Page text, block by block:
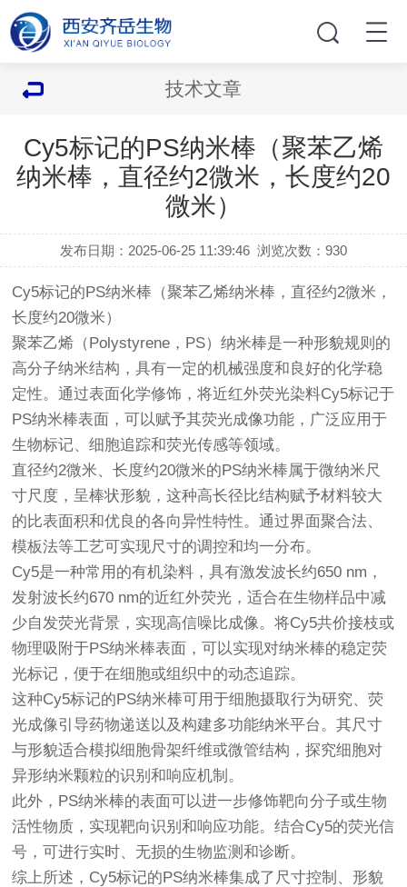
技术文章
Cy5标记的PS纳米棒（聚苯乙烯
纳米棒，直径约2微米，长度约20
微米）
发布日期：2025-06-25 11:39:46 浏览次数：930
Cy5标记的PS纳米棒（聚苯乙烯纳米棒，直径约2微米，
长度约20微米）
聚苯乙烯（Polystyrene，PS）纳米棒是一种形貌规则的
高分子纳米结构，具有一定的机械强度和良好的化学稳
定性。通过表面化学修饰，将近红外荧光染料Cy5标记于
PS纳米棒表面，可以赋予其荧光成像功能，广泛应用于
生物标记、细胞追踪和荧光传感等领域。
直径约2微米、长度约20微米的PS纳米棒属于微纳米尺
寸尺度，呈棒状形貌，这种高长径比结构赋予材料较大
的比表面积和优良的各向异性特性。通过界面聚合法、
模板法等工艺可实现尺寸的调控和均一分布。
Cy5是一种常用的有机染料，具有激发波长约650 nm，
发射波长约670 nm的近红外荧光，适合在生物样品中减
少自发荧光背景，实现高信噪比成像。将Cy5共价接枝或
物理吸附于PS纳米棒表面，可以实现对纳米棒的稳定荧
光标记，便于在细胞或组织中的动态追踪。
这种Cy5标记的PS纳米棒可用于细胞摄取行为研究、荧
光成像引导药物递送以及构建多功能纳米平台。其尺寸
与形貌适合模拟细胞骨架纤维或微管结构，探究细胞对
异形纳米颗粒的识别和响应机制。
此外，PS纳米棒的表面可以进一步修饰靶向分子或生物
活性物质，实现靶向识别和响应功能。结合Cy5的荧光信
号，可进行实时、无损的生物监测和诊断。
综上所述，Cy5标记的PS纳米棒集成了尺寸控制、形貌